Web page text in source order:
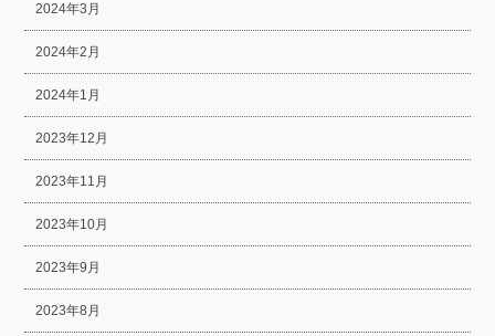
2024年3月
2024年2月
2024年1月
2023年12月
2023年11月
2023年10月
2023年9月
2023年8月